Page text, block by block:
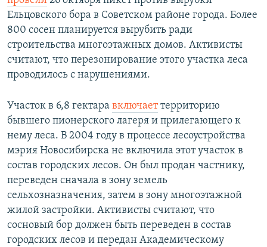
Ельцовского бора в Советском районе города. Более
800 сосен планируется вырубить ради
строительства многоэтажных домов. Активисты
считают, что перезонирование этого участка леса
проводилось с нарушениями.
Участок в 6,8 гектара включаеттерриторию
бывшего пионерского лагеря и прилегающего к
нему леса. В 2004 году в процессе лесоустройства
мэрия Новосибирска не включила этот участок в
состав городских лесов. Он был продан частнику,
переведен сначала в зону земель
сельхозназначения, затем в зону многоэтажной
жилой застройки. Активисты считают, что
сосновый бор должен быть переведен в состав
городских лесов и передан Академическому